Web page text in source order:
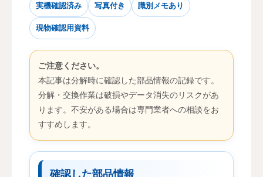
実機確認済み 写真付き 識別メモあり
現物確認用資料
ご注意ください。
本記事は分解時に確認した部品情報の記録です。
分解・交換作業は破損やデータ消失のリスクがあ
ります。不安がある場合は専門業者への相談をお
すすめします。
確認した部品情報